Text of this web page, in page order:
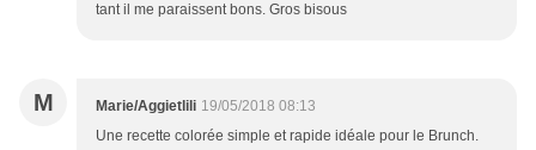
tant il me paraissent bons. Gros bisous
M Marie/Aggietlili 19/05/2018 08:13
Une recette colorée simple et rapide idéale pour le Brunch.